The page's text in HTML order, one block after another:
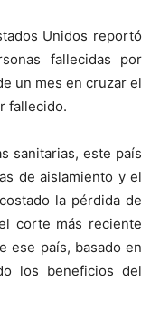
Unidos reportó
fallecidas por
un mes en cruzar el
fallecido.
sanitarias, este país
de aislamiento y el
la pérdida de
corte más reciente
ese país, basado en
los beneficios del